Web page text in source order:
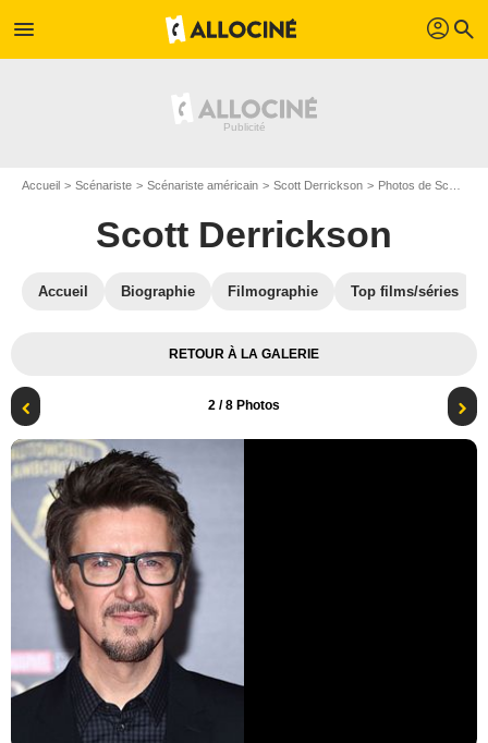
menu profil search
Accueil Scénariste Scénariste américain Scott Derrickson Photos de Scott Derrickson
Scott Derrickson
Accueil Biographie Filmographie Top films/séries
RETOUR À LA GALERIE
2 / 8 Photos